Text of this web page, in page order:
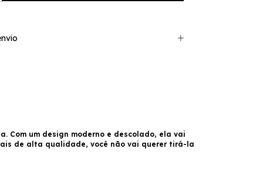
Com um design moderno e descolado, ela vai
de alta qualidade, você não vai querer tirá-la